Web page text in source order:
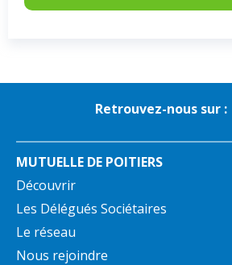
Retrouvez-nous sur :
MUTUELLE DE POITIERS
Découvrir
Les Délégués Sociétaires
Le réseau
Nous rejoindre